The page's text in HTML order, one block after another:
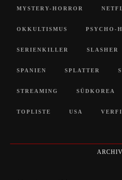
MYSTERY-HORROR
OKKULTISMUS PSYCHO-
SERIENKILLER SLASHER
SPANIEN SPLATTER
STREAMING SÜDKOREA
TOPLISTE USA
ARCHIV